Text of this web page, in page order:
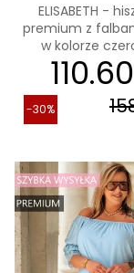
ELISABETH -
premium z
w kolorze
-30%